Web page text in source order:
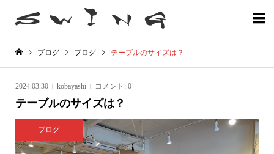

ブログ ブログ テーブルのサイズは？
2024.03.30 kobayashi コメント: 0
テーブルのサイズは？
ブログ